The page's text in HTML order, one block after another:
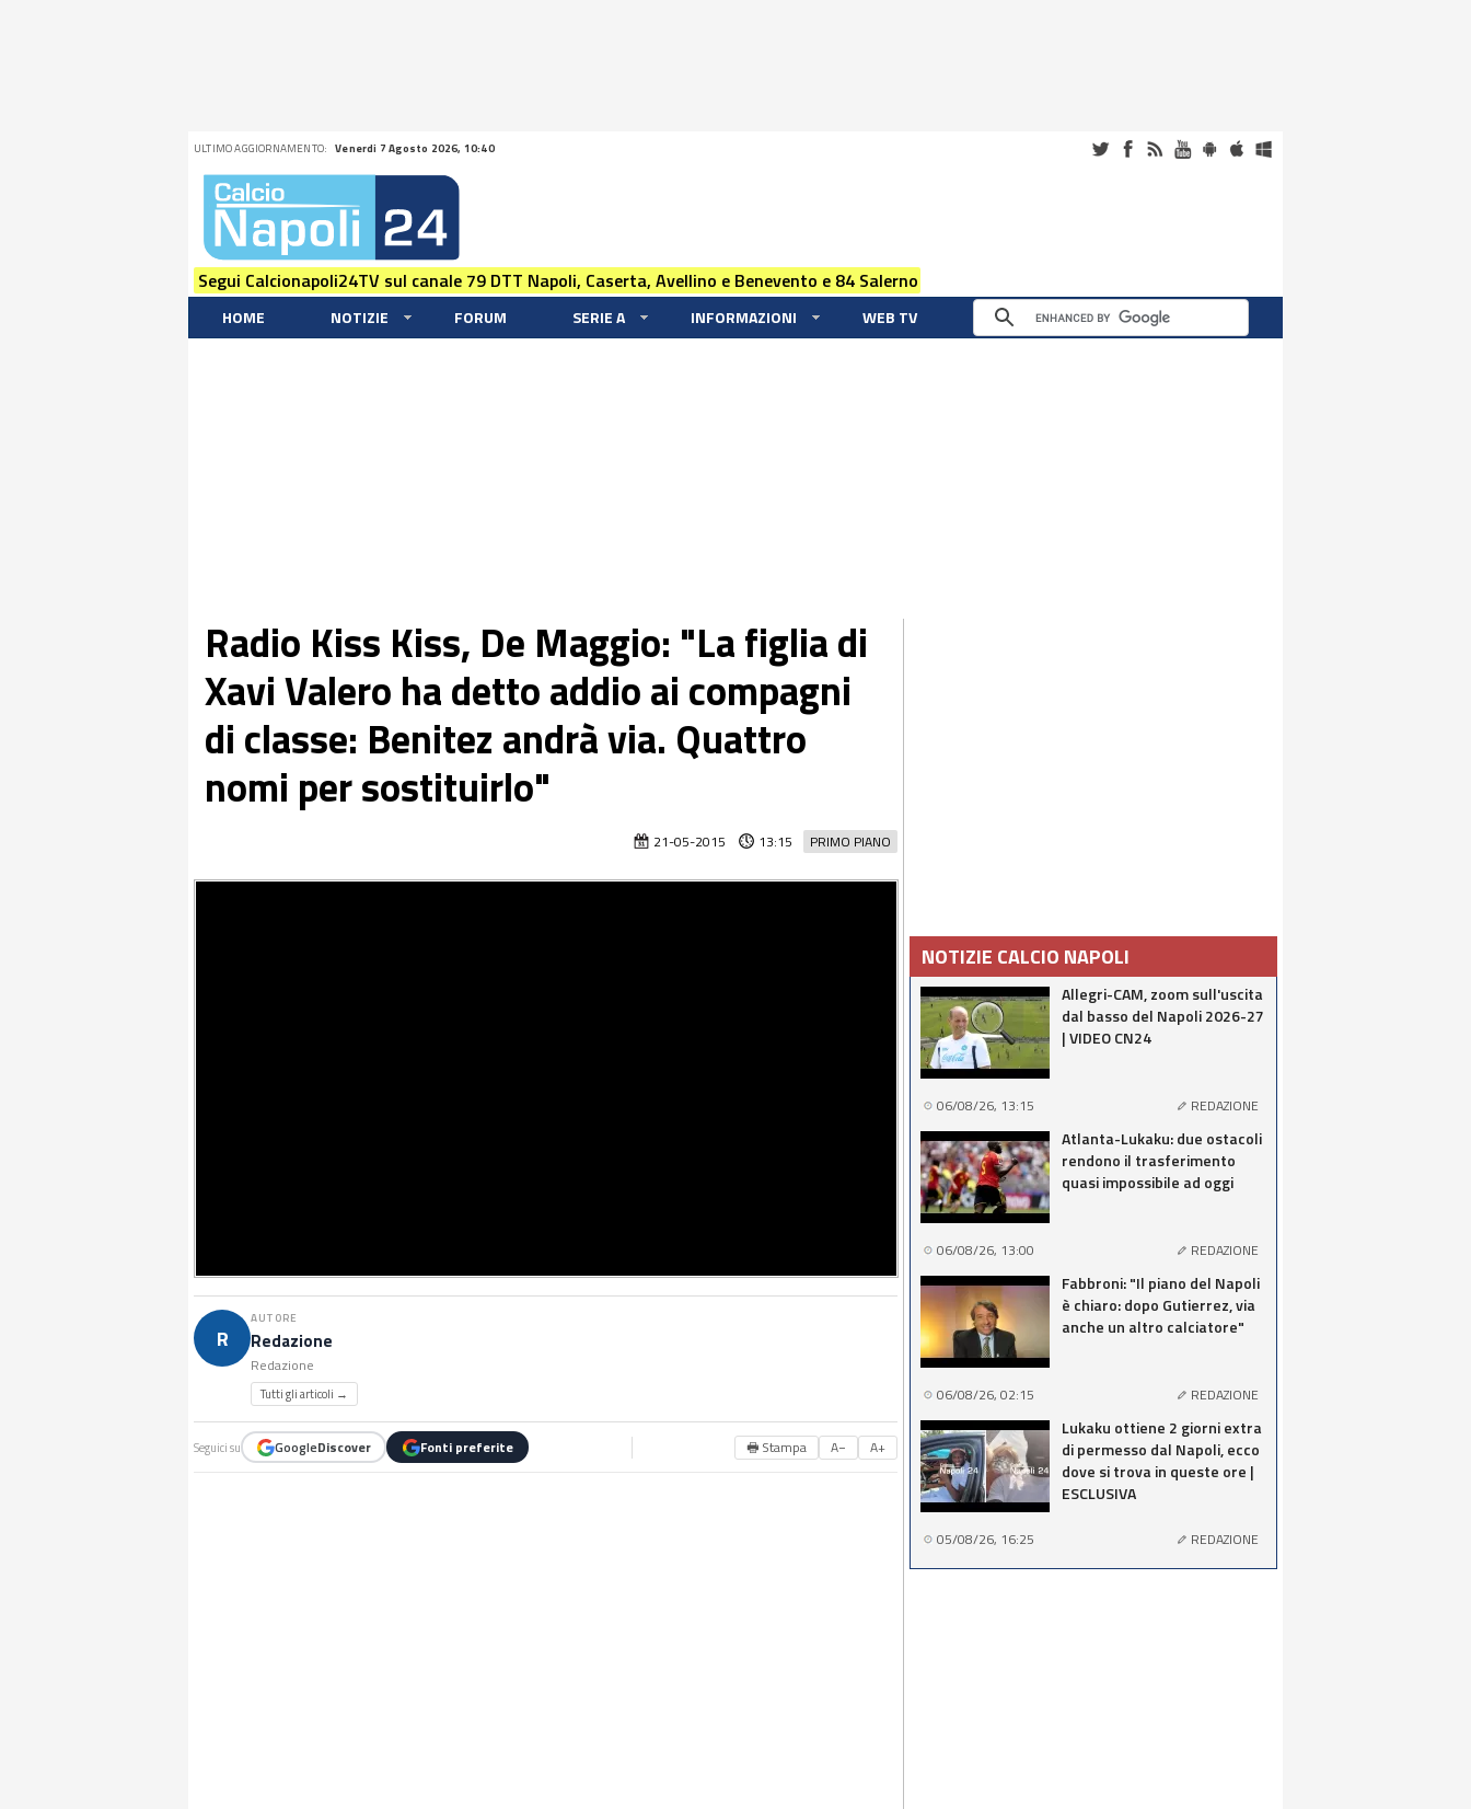
ULTIMO AGGIORNAMENTO: Venerdi 7 Agosto 2026, 10:40
Segui Calcionapoli24TV sul canale 79 DTT Napoli, Caserta, Avellino e Benevento e 84 Salerno
HOME NOTIZIE FORUM SERIE A INFORMAZIONI WEB TV
Radio Kiss Kiss, De Maggio: "La figlia di
Xavi Valero ha detto addio ai compagni
di classe: Benitez andrà via. Quattro
nomi per sostituirlo"
PRIMO PIANO
21-05-2015 13:15
R
AUTORE
Redazione
Redazione
Tutti gli articoli →
Seguici su GoogleDiscover Fonti preferite 🖶 Stampa A− A+
NOTIZIE CALCIO NAPOLI
Allegri-CAM, zoom sull'uscita
dal basso del Napoli 2026-27
| VIDEO CN24
06/08/26, 13:15 REDAZIONE
Atlanta-Lukaku: due ostacoli
rendono il trasferimento
quasi impossibile ad oggi
06/08/26, 13:00 REDAZIONE
Fabbroni: "Il piano del Napoli
è chiaro: dopo Gutierrez, via
anche un altro calciatore"
06/08/26, 02:15 REDAZIONE
Lukaku ottiene 2 giorni extra
di permesso dal Napoli, ecco
dove si trova in queste ore |
ESCLUSIVA
05/08/26, 16:25 REDAZIONE